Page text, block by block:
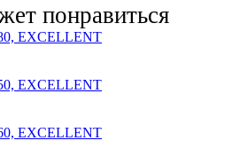
понравиться
EXCELLENT
EXCELLENT
EXCELLENT